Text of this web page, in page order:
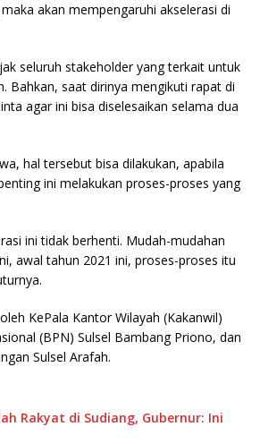
akan mempengaruhi akselerasi di
seluruh stakeholder yang terkait untuk
Bahkan, saat dirinya mengikuti rapat di
agar ini bisa diselesaikan selama dua
hal tersebut bisa dilakukan, apabila
ini melakukan proses-proses yang
ini tidak berhenti. Mudah-mudahan
awal tahun 2021 ini, proses-proses itu
KePala Kantor Wilayah (Kakanwil)
(BPN) Sulsel Bambang Priono, dan
Sulsel Arafah.
Rakyat di Sudiang, Gubernur: Ini